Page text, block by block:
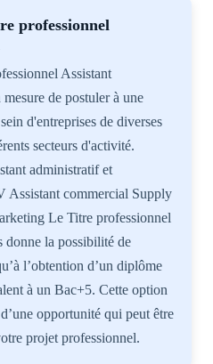
professionnel
Assistant
de postuler à une
d'entreprises de diverses
secteurs d'activité.
administratif et
Assistant commercial Supply
Le Titre professionnel
donne la possibilité de
l’obtention d’un diplôme
à un Bac+5. Cette option
opportunité qui peut être
projet professionnel.